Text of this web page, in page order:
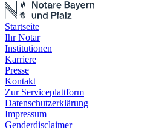
Startseite
Ihr Notar
Institutionen
Karriere
Presse
Kontakt
Zur Serviceplattform
Datenschutzerklärung
Impressum
Genderdisclaimer